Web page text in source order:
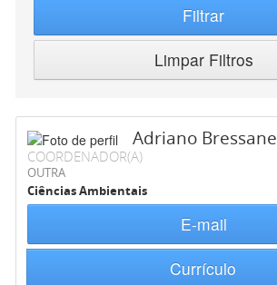
Filtrar
Limpar Filtros
Adriano Bressane
COORDENADOR(A)
OUTRA
Ciências Ambientais
E-mail
Currículo